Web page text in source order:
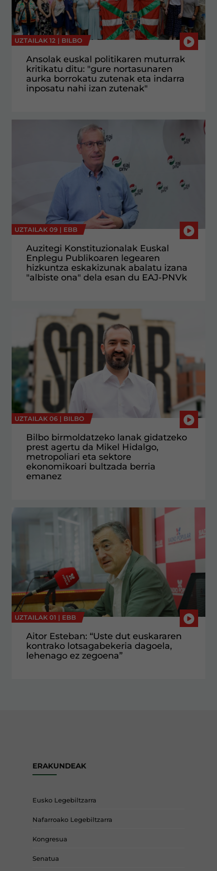
UZTAILAK 12 | BILBO
Ansolak euskal politikaren muturrak
kritikatu ditu: "gure nortasunaren
aurka borrokatu zutenak eta indarra
inposatu nahi izan zutenak"
UZTAILAK 09 | EBB
Auzitegi Konstituzionalak Euskal
Enplegu Publikoaren legearen
hizkuntza eskakizunak abalatu izana
"albiste ona" dela esan du EAJ-PNVk
UZTAILAK 06 | BILBO
Bilbo birmoldatzeko lanak gidatzeko
prest agertu da Mikel Hidalgo,
metropoliari eta sektore
ekonomikoari bultzada berria
emanez
UZTAILAK 01 | EBB
Aitor Esteban: “Uste dut euskararen
kontrako lotsagabekeria dagoela,
lehenago ez zegoena”
ERAKUNDEAK
Eusko Legebiltzarra
Nafarroako Legebiltzarra
Kongresua
Senatua